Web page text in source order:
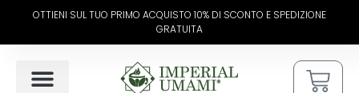
OTTIENI SUL TUO PRIMO ACQUISTO 10% DI SCONTO E SPEDIZIONE
GRATUITA